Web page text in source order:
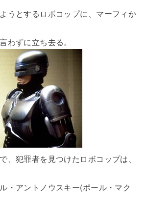
うとするロボコップに、マーフィか
わずに立ち去る。
、犯罪者を見つけたロボコップは、
・アントノウスキー(ポール・マク